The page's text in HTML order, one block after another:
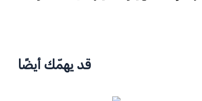
قد يهمّك أيضًا